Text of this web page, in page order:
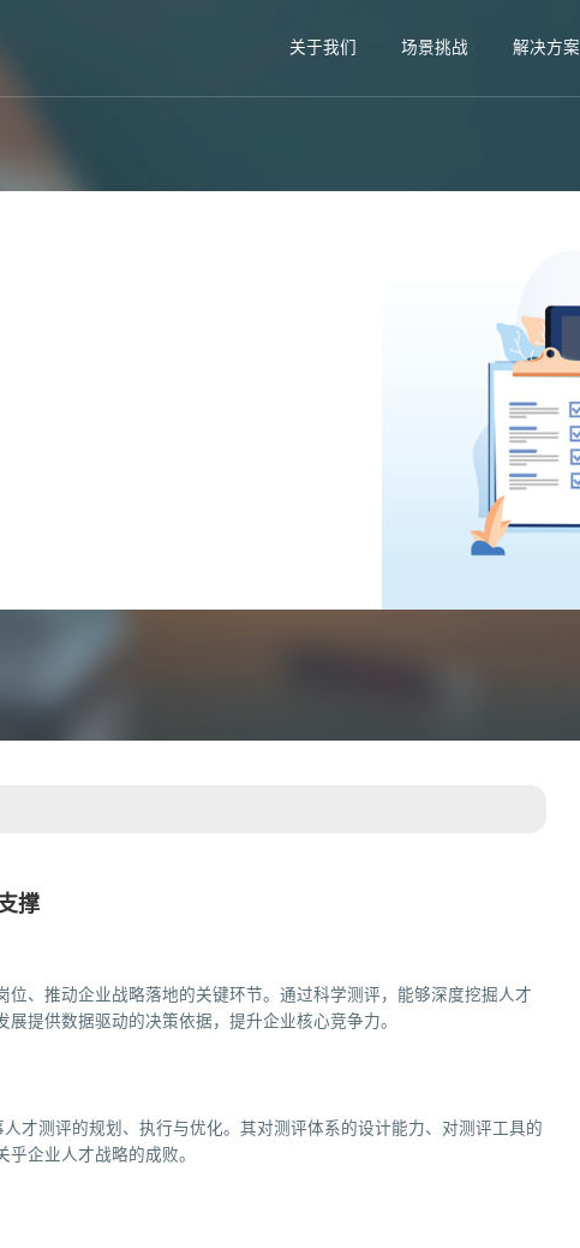
关于我们 场景挑战 解决方案
撑
、推动企业战略落地的关键环节。通过科学测评，能够深度挖掘人才
提供数据驱动的决策依据，提升企业核心竞争力。
才测评的规划、执行与优化。其对测评体系的设计能力、对测评工具的
企业人才战略的成败。